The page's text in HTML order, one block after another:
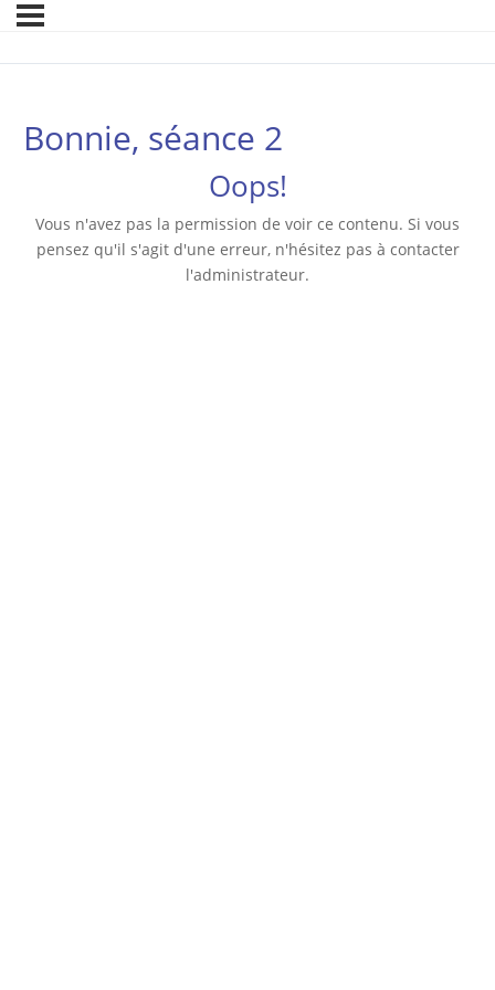
Bonnie, séance 2
Oops!
Vous n'avez pas la permission de voir ce contenu. Si vous
pensez qu'il s'agit d'une erreur, n'hésitez pas à contacter
l'administrateur.